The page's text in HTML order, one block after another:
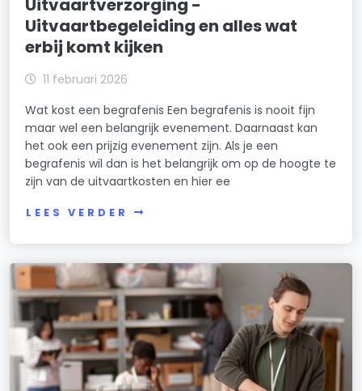
Uitvaartverzorging -
Uitvaartbegeleiding en alles wat
erbij komt kijken
11 februari 2026
Wat kost een begrafenis Een begrafenis is nooit fijn
maar wel een belangrijk evenement. Daarnaast kan
het ook een prijzig evenement zijn. Als je een
begrafenis wil dan is het belangrijk om op de hoogte te
zijn van de uitvaartkosten en hier ee
LEES VERDER